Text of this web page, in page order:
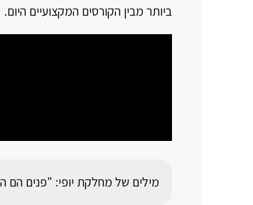
ביותר מבין הקורסים המקצועיים היום.
מילים של מחלקת יופי: "פנים הם